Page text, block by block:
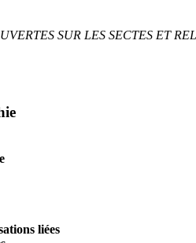
SUR LES SECTES ET
liées